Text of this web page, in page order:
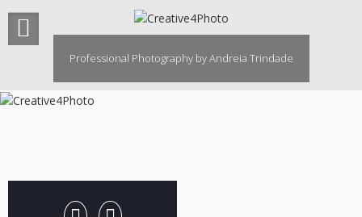
content
Professional Photography by Andreia Trindade